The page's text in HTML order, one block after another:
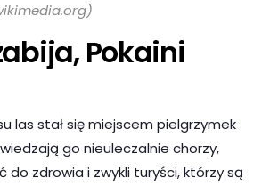
Pokaini
las stał się miejscem pielgrzymek
go nieuleczalnie chorzy,
do zdrowia i zwykli turyści, którzy są